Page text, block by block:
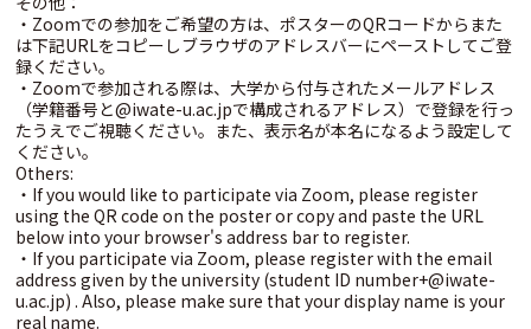
・Zoomでの参加をご希望の方は、ポスターのQRコードからまた
は下記URLをコピーしブラウザのアドレスバーにペーストしてご登
録ください。
・Zoomで参加される際は、大学から付与されたメールアドレス
（学籍番号と@iwate-u.ac.jpで構成されるアドレス）で登録を行っ
たうえでご視聴ください。また、表示名が本名になるよう設定して
ください。
Others:
・If you would like to participate via Zoom, please register
using the QR code on the poster or copy and paste the URL
below into your browser's address bar to register.
・If you participate via Zoom, please register with the email
address given by the university (student ID number+@iwate-
u.ac.jp) . Also, please make sure that your display name is your
real name.